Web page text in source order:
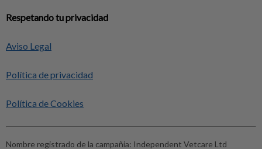
Respetando tu privacidad
Aviso Legal
Política de privacidad
Política de Cookies
Nombre registrado de la campañia: Independent Vetcare Ltd